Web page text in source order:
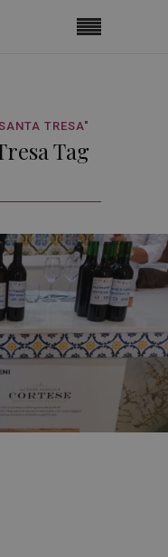
TRESA"
Tag